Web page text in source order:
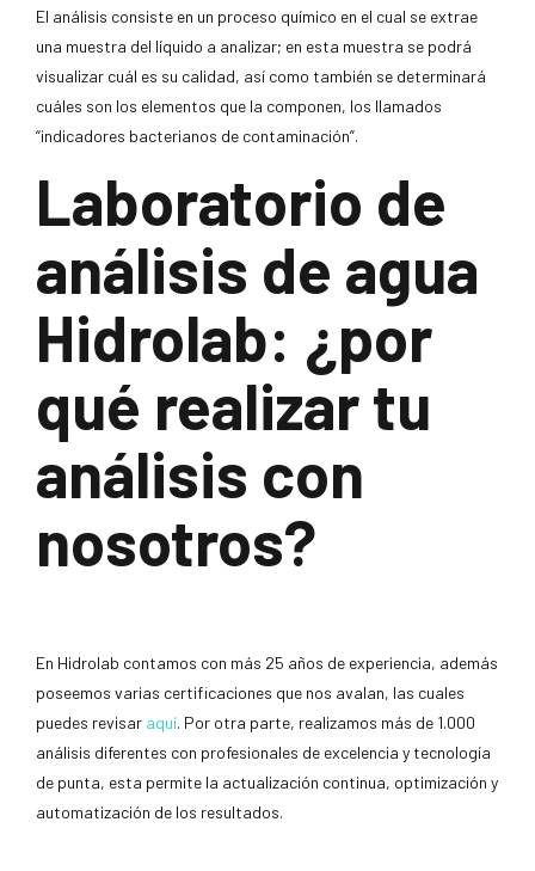
El análisis consiste en un proceso químico en el cual se extrae
una muestra del líquido a analizar; en esta muestra se podrá
visualizar cuál es su calidad, así como también se determinará
cuáles son los elementos que la componen, los llamados
“indicadores bacterianos de contaminación”.
Laboratorio de
análisis de agua
Hidrolab: ¿por
qué realizar tu
análisis con
nosotros?
En Hidrolab contamos con más 25 años de experiencia, además
poseemos varias certificaciones que nos avalan, las cuales
puedes revisar aquí. Por otra parte, realizamos más de 1.000
análisis diferentes con profesionales de excelencia y tecnología
de punta, esta permite la actualización continua, optimización y
automatización de los resultados.